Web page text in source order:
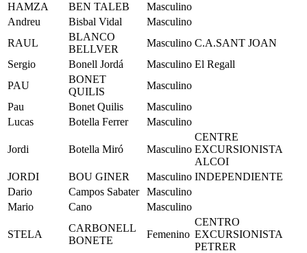
HAMZA
BEN TALEB
Masculino
Andreu
Bisbal Vidal
Masculino
RAUL
BLANCO
BELLVER
Masculino C.A.SANT JOAN
Sergio
Bonell Jordá Masculino El Regall
PAU
BONET
QUILIS
Masculino
Pau
Bonet Quilis
Masculino
Lucas
Botella Ferrer Masculino
Jordi Botella Miró Masculino
CENTRE
EXCURSIONISTA
ALCOI
JORDI
BOU GINER Masculino INDEPENDIENTE
Dario
Campos Sabater
Masculino
Mario
Cano Masculino
STELA
CARBONELL
BONETE
Femenino
CENTRO
EXCURSIONISTA
PETRER